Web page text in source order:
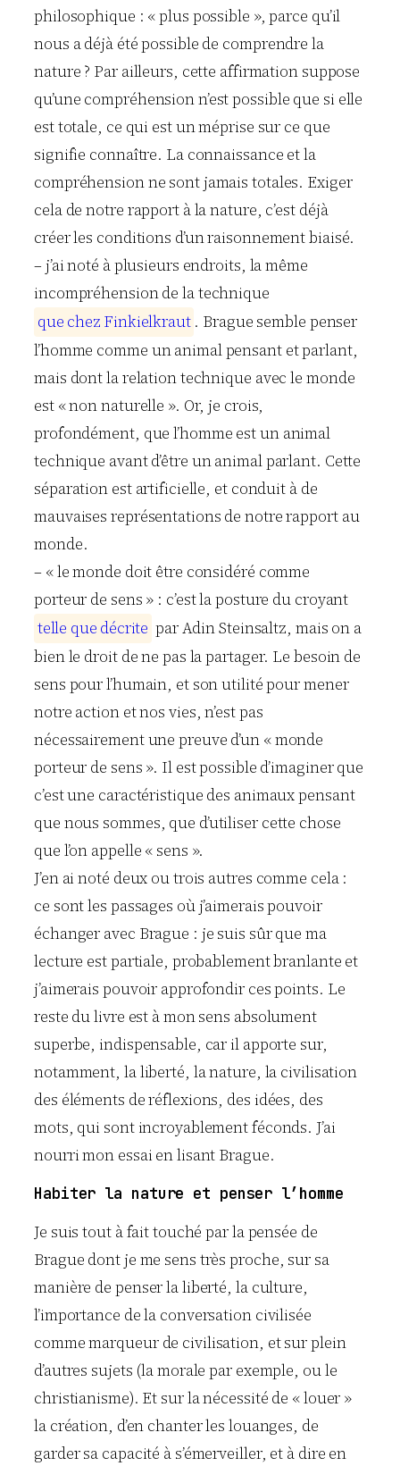
philosophique : « plus possible », parce qu’il
nous a déjà été possible de comprendre la
nature ? Par ailleurs, cette affirmation suppose
qu’une compréhension n’est possible que si elle
est totale, ce qui est un méprise sur ce que
signifie connaître. La connaissance et la
compréhension ne sont jamais totales. Exiger
cela de notre rapport à la nature, c’est déjà
créer les conditions d’un raisonnement biaisé.
– j’ai noté à plusieurs endroits, la même
incompréhension de la technique
que chez Finkielkraut . Brague semble penser
l’homme comme un animal pensant et parlant,
mais dont la relation technique avec le monde
est « non naturelle ». Or, je crois,
profondément, que l’homme est un animal
technique avant d’être un animal parlant. Cette
séparation est artificielle, et conduit à de
mauvaises représentations de notre rapport au
monde.
– « le monde doit être considéré comme
porteur de sens » : c’est la posture du croyant
telle que décrite par Adin Steinsaltz, mais on a
bien le droit de ne pas la partager. Le besoin de
sens pour l’humain, et son utilité pour mener
notre action et nos vies, n’est pas
nécessairement une preuve d’un « monde
porteur de sens ». Il est possible d’imaginer que
c’est une caractéristique des animaux pensant
que nous sommes, que d’utiliser cette chose
que l’on appelle « sens ».
J’en ai noté deux ou trois autres comme cela :
ce sont les passages où j’aimerais pouvoir
échanger avec Brague : je suis sûr que ma
lecture est partiale, probablement branlante et
j’aimerais pouvoir approfondir ces points. Le
reste du livre est à mon sens absolument
superbe, indispensable, car il apporte sur,
notamment, la liberté, la nature, la civilisation
des éléments de réflexions, des idées, des
mots, qui sont incroyablement féconds. J’ai
nourri mon essai en lisant Brague.
Habiter la nature et penser l’homme
Je suis tout à fait touché par la pensée de
Brague dont je me sens très proche, sur sa
manière de penser la liberté, la culture,
l’importance de la conversation civilisée
comme marqueur de civilisation, et sur plein
d’autres sujets (la morale par exemple, ou le
christianisme). Et sur la nécessité de « louer »
la création, d’en chanter les louanges, de
garder sa capacité à s’émerveiller, et à dire en